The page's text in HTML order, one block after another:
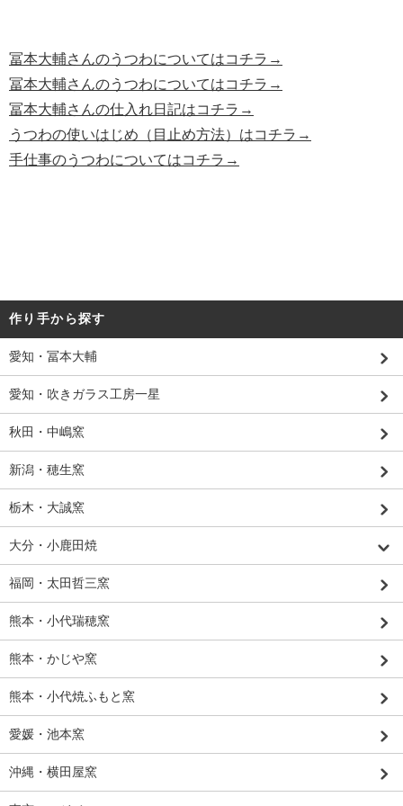
冨本大輔さんのうつわについてはコチラ→
冨本大輔さんのうつわについてはコチラ→
冨本大輔さんの仕入れ日記はコチラ→
うつわの使いはじめ（目止め方法）はコチラ→
手仕事のうつわについてはコチラ→
作り手から探す
愛知・冨本大輔
愛知・吹きガラス工房一星
秋田・中嶋窯
新潟・穂生窯
栃木・大誠窯
大分・小鹿田焼
福岡・太田哲三窯
熊本・小代瑞穂窯
熊本・かじや窯
熊本・小代焼ふもと窯
愛媛・池本窯
沖縄・横田屋窯